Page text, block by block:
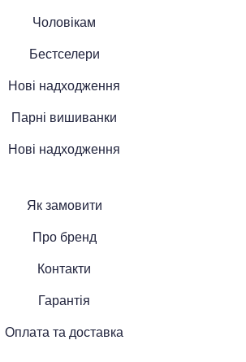
Чоловікам
Бестселери
Нові надходження
Парні вишиванки
Нові надходження
Як замовити
Про бренд
Контакти
Гарантія
Оплата та доставка